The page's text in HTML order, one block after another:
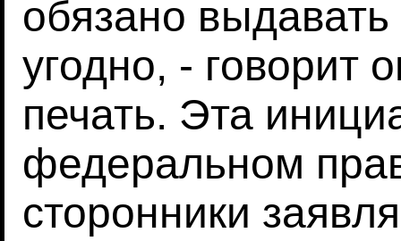
обязано выдавать
угодно, - говорит
печать. Эта
федеральном
сторонники